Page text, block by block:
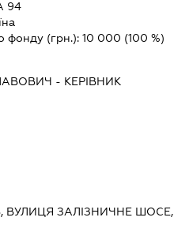
94
фонду (грн.): 10 000 (100 %)
- КЕРІВНИК
ВУЛИЦЯ ЗАЛІЗНИЧНЕ ШОСЕ,